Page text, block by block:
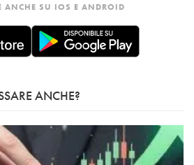
ANCHE SU IOS E ANDROID
ANCHE?